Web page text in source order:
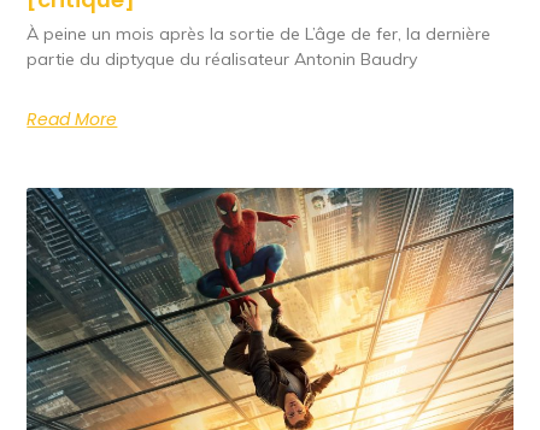
À peine un mois après la sortie de L’âge de fer, la dernière
partie du diptyque du réalisateur Antonin Baudry
Read More